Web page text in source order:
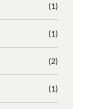
(1)
(1)
(2)
(1)